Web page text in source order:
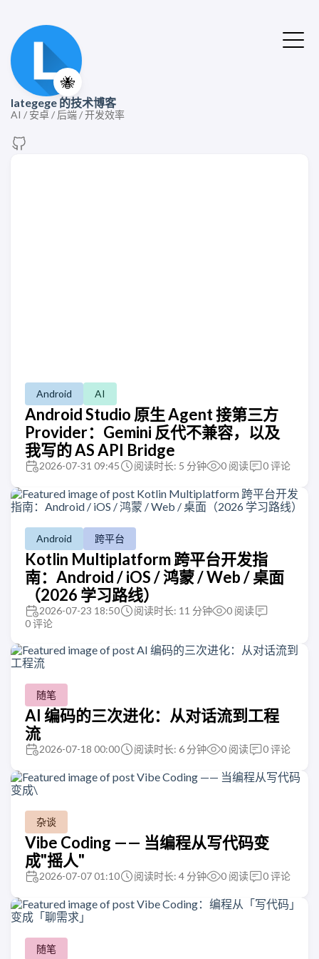
🐝
lategege 的技术博客
AI / 安卓 / 后端 / 开发效率
Android AI
Android Studio 原生 Agent 接第三方
Provider：Gemini 反代不兼容，以及
我写的 AS API Bridge
2026-07-31 09:45 阅读时长: 5 分钟 0 阅读 0评论
Android 跨平台
Kotlin Multiplatform 跨平台开发指
南：Android / iOS / 鸿蒙 / Web / 桌面
（2026 学习路线）
2026-07-23 18:50 阅读时长: 11 分钟 0 阅读
0评论
随笔
AI 编码的三次进化：从对话流到工程
流
2026-07-18 00:00 阅读时长: 6 分钟 0 阅读 0评论
杂谈
Vibe Coding —— 当编程从写代码变
成"摇人"
2026-07-07 01:10 阅读时长: 4 分钟 0 阅读 0评论
随笔